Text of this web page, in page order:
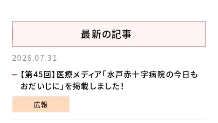
最新の記事
2026.07.31
【第45回】医療メディア「水戸赤十字病院の今日も
おだいじに」を掲載しました！
広報